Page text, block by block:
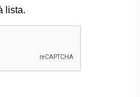
lista.